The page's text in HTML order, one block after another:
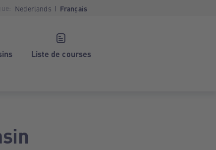
Nederlands Français
Liste de courses